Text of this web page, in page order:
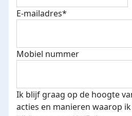
E-mails
€500 euro opgehaald:
E-mailadres*
Mobiel nummer
Ik blijf graag op de hoogte
acties en manieren waarop